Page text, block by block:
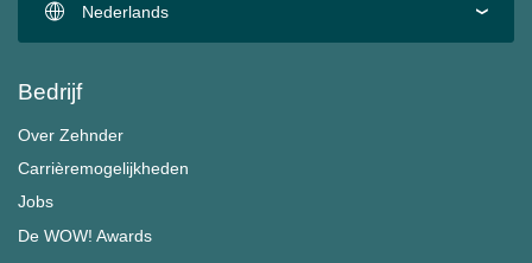
Nederlands
Bedrijf
Over Zehnder
Carrièremogelijkheden
Jobs
De WOW! Awards